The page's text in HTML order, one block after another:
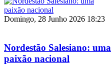
Domingo, 28 Junho 2026 18:23
Nordestão Salesiano: uma
paixão nacional